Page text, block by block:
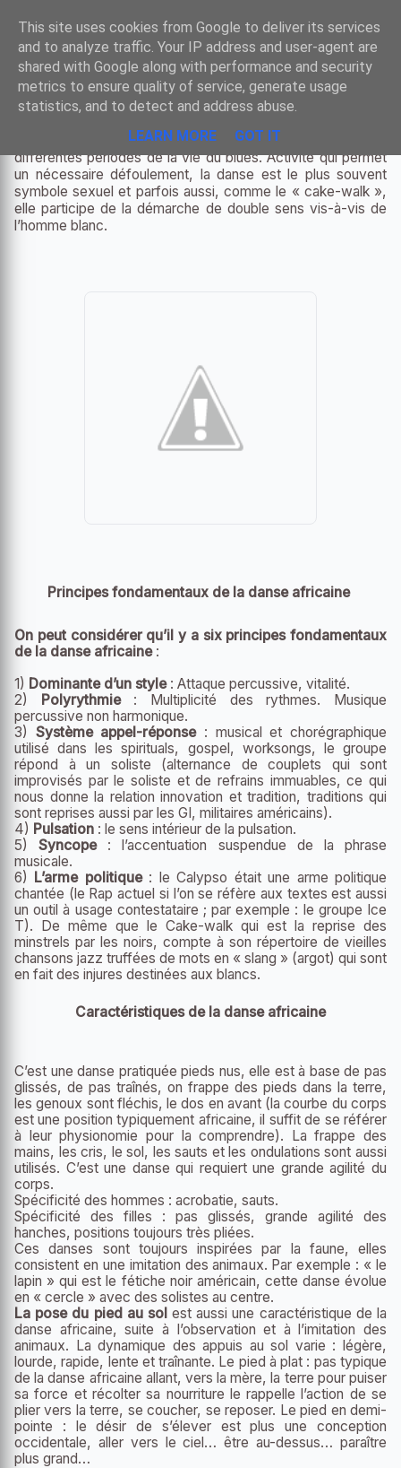
Sombre
RACINES DU JAZZ - LES DANSES
De très nombreux termes désignent des danses en vogue à
différentes périodes de la vie du blues. Activité qui permet
un nécessaire défoulement, la danse est le plus souvent
symbole sexuel et parfois aussi, comme le « cake-walk »,
elle participe de la démarche de double sens vis-à-vis de
l’homme blanc.
Principes fondamentaux de la danse africaine
On peut considérer qu’il y a six principes fondamentaux
de la danse africaine:
1) Dominante d’un style: Attaque percussive, vitalité.
2) Polyrythmie: Multiplicité des rythmes. Musique
percussive non harmonique.
3) Système appel-réponse: musical et chorégraphique
utilisé dans les spirituals, gospel, worksongs, le groupe
répond à un soliste (alternance de couplets qui sont
improvisés par le soliste et de refrains immuables, ce qui
nous donne la relation innovation et tradition, traditions qui
sont reprises aussi par les GI, militaires américains).
4) Pulsation : le sens intérieur de la pulsation.
5)Syncope: l’accentuation suspendue de la phrase
musicale.
6) L’arme politique: le Calypso était une arme politique
chantée (le Rap actuel si l’on se réfère aux textes est aussi
un outil à usage contestataire ; par exemple : le groupe Ice
T). De même que le Cake-walk qui est la reprise des
minstrels par les noirs, compte à son répertoire de vieilles
chansons jazz truffées de mots en « slang » (argot) qui sont
en fait des injures destinées aux blancs.
Caractéristiques de la danse africaine
C’est une danse pratiquée pieds nus, elle est à base de pas
glissés, de pas traînés, on frappe des pieds dans la terre,
les genoux sont fléchis, le dos en avant (la courbe du corps
est une position typiquement africaine, il suffit de se référer
à leur physionomie pour la comprendre). La frappe des
mains, les cris, le sol, les sauts et les ondulations sont aussi
utilisés. C’est une danse qui requiert une grande agilité du
corps.
Spécificité des hommes : acrobatie, sauts.
Spécificité des filles : pas glissés, grande agilité des
hanches, positions toujours très pliées.
Ces danses sont toujours inspirées par la faune, elles
consistent en une imitation des animaux. Par exemple : « le
lapin » qui est le fétiche noir américain, cette danse évolue
en « cercle » avec des solistes au centre.
La pose du pied au sol est aussi une caractéristique de la
danse africaine, suite à l’observation et à l’imitation des
animaux. La dynamique des appuis au sol varie : légère,
lourde, rapide, lente et traînante. Le pied à plat : pas typique
de la danse africaine allant, vers la mère, la terre pour puiser
sa force et récolter sa nourriture le rappelle l’action de se
plier vers la terre, se coucher, se reposer. Le pied en demi-
pointe : le désir de s’élever est plus une conception
occidentale, aller vers le ciel… être au-dessus… paraître
plus grand…
This site uses cookies from Google to deliver its services
and to analyze traffic. Your IP address and user-agent are
shared with Google along with performance and security
metrics to ensure quality of service, generate usage
statistics, and to detect and address abuse.
LEARN MORE
GOT IT